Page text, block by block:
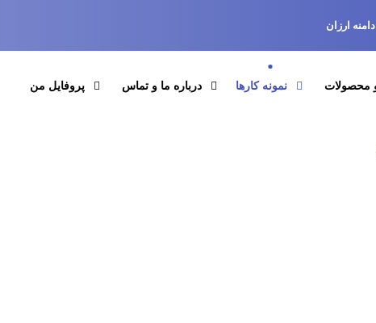
ارزان
محصولات نمونه کارها درباره ما و تماس پروفایل من